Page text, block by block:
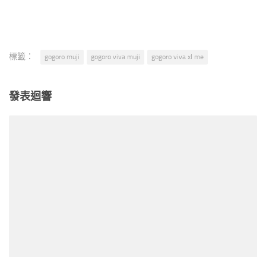
標籤： gogoro muji gogoro viva muji gogoro viva xl me
發表迴響